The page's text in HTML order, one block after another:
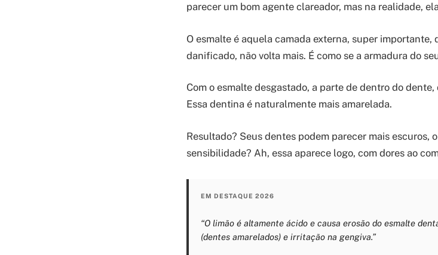
parecer um bom agente clareador, mas na realidade,
O esmalte é aquela camada externa, super importante,
danificado, não volta mais. É como se a armadura do
Com o esmalte desgastado, a parte de dentro do
Essa dentina é naturalmente mais amarelada.
Resultado? Seus dentes podem parecer mais escuros,
sensibilidade? Ah, essa aparece logo, com dores ao
EM DESTAQUE 2026
“O limão é altamente ácido e causa erosão do esmalte
(dentes amarelados) e irritação na gengiva.”